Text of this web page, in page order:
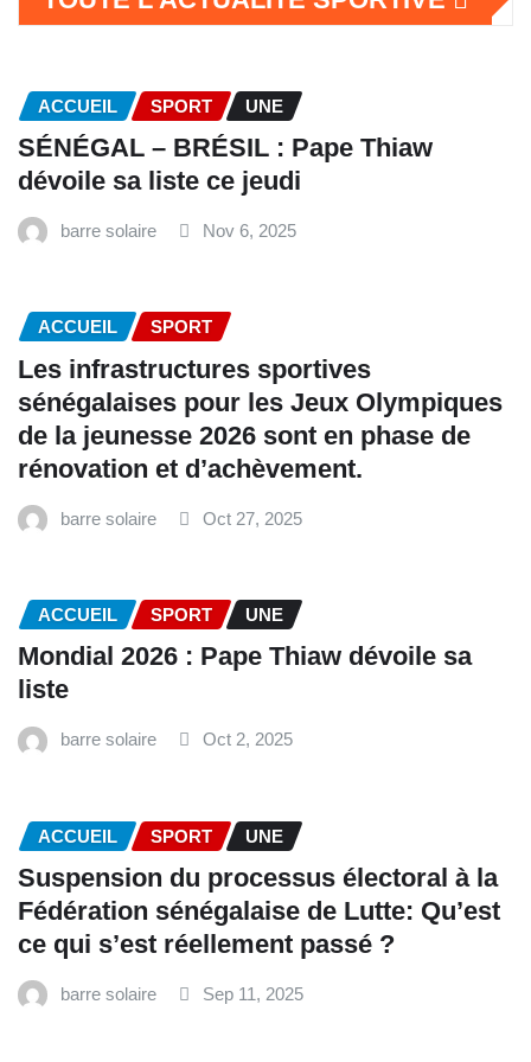
ACCUEIL SPORT UNE
SÉNÉGAL – BRÉSIL : Pape Thiaw
dévoile sa liste ce jeudi
barre solaire Nov 6, 2025
ACCUEIL SPORT
Les infrastructures sportives
sénégalaises pour les Jeux Olympiques
de la jeunesse 2026 sont en phase de
rénovation et d’achèvement.
barre solaire Oct 27, 2025
ACCUEIL SPORT UNE
Mondial 2026 : Pape Thiaw dévoile sa
liste
barre solaire Oct 2, 2025
ACCUEIL SPORT UNE
‎Suspension du processus électoral à la
Fédération sénégalaise de Lutte: Qu’est
ce qui s’est réellement passé ? ‎‎
barre solaire Sep 11, 2025